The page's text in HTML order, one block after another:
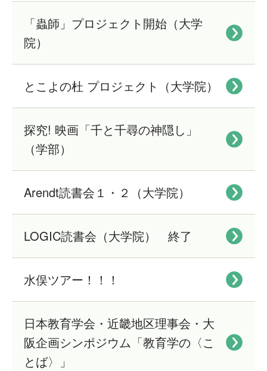
「蟲師」プロジェクト開始（大学
院）
とこよの杜 プロジェクト（大学院）
探究! 映画「千と千尋の神隠し」
（学部）
Arendt読書会１・２（大学院）
LOGIC読書会（大学院） 終了
水俣ツアー！！！
日本教育学会・近畿地区理事会・大
阪企画シンポジウム「教育学の〈こ
とば〉」